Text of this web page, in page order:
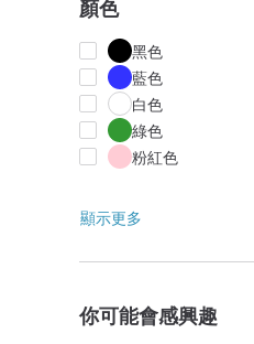
顏色
黑色
藍色
白色
綠色
粉紅色
顯示更多
你可能會感興趣